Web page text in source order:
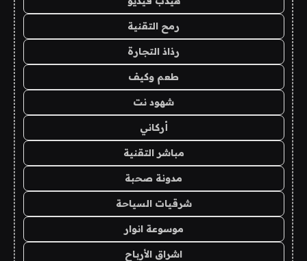
رمح التقنية
رذاذ التجارة
طعم وكيف
شهود نت
أركاني
مباشر التقنية
مدونة صحبة
شرقيات السياحة
موسوعة انوار
اشراق الأرباح